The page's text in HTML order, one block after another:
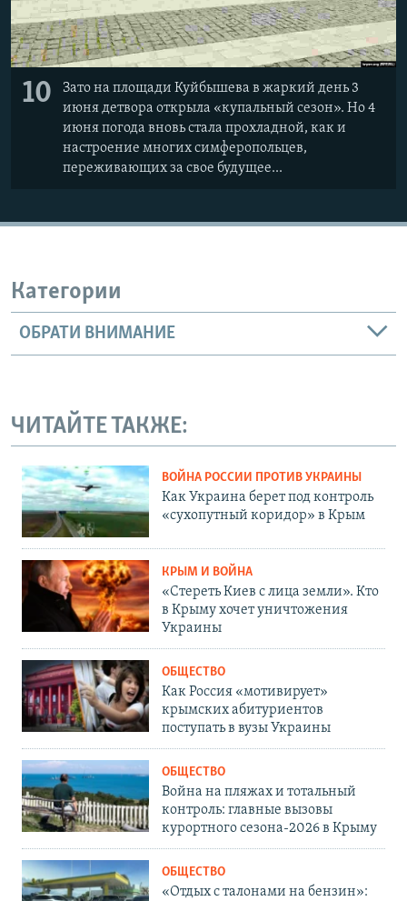
10
Зато на площади Куйбышева в жаркий день 3
июня детвора открыла «купальный сезон». Но 4
июня погода вновь стала прохладной, как и
настроение многих симферопольцев,
переживающих за свое будущее...
Категории
ОБРАТИ ВНИМАНИЕ
ЧИТАЙТЕ ТАКЖЕ:
ВОЙНА РОССИИ ПРОТИВ УКРАИНЫ
Как Украина берет под контроль
«сухопутный коридор» в Крым
КРЫМ И ВОЙНА
«Стереть Киев с лица земли». Кто
в Крыму хочет уничтожения
Украины
ОБЩЕСТВО
Как Россия «мотивирует»
крымских абитуриентов
поступать в вузы Украины
ОБЩЕСТВО
Война на пляжах и тотальный
контроль: главные вызовы
курортного сезона-2026 в Крыму
ОБЩЕСТВО
«Отдых с талонами на бензин»: